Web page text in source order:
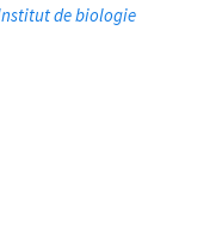
Institut de biologie